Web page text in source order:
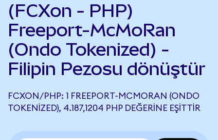
(FCXon - PHP)
Freeport-McMoRan
(Ondo Tokenized) -
Filipin Pezosu dönüştür
FCXON/PHP: 1 FREEPORT-MCMORAN (ONDO
TOKENIZED), 4.187,1204 PHP DEĞERINE EŞITTIR